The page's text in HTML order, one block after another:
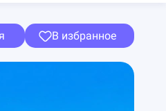
В избранное